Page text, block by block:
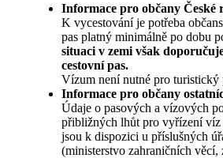
Informace pro občany České
K vycestování je potřeba
pas platný minimálně po dobu
situaci v zemi však
cestovní pas.
Vízum není nutné pro turistický
Informace pro občany
Údaje o pasových a vízových
přibližných lhůt pro vyřízení víz
jsou k dispozici u příslušných
(ministerstvo zahraničních věcí,